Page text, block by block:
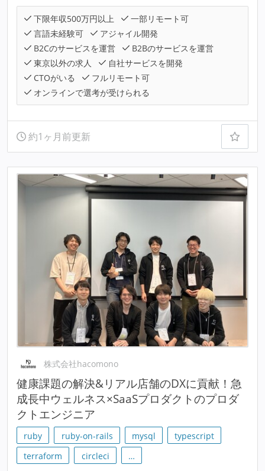
下限年収500万円以上
一部リモート可
言語未経験可
アジャイル開発
B2Cのサービスを運営
B2Bのサービスを運営
東京以外の求人
自社サービスを開発
CTOがいる
フルリモート可
オンラインで選考が受けられる
約1ヶ月前更新
株式会社hacomono
健康課題の解決&リアル店舗のDXに貢献！急
成長中ウェルネス×SaaSプロダクトのプロダ
クトエンジニア
ruby ruby-on-rails mysql
typescript
terraform
circleci …